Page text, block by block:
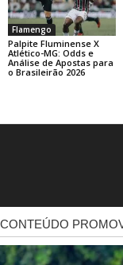
Flamengo
Palpite Fluminense X
Atlético-MG: Odds e
Análise de Apostas para
o Brasileirão 2026